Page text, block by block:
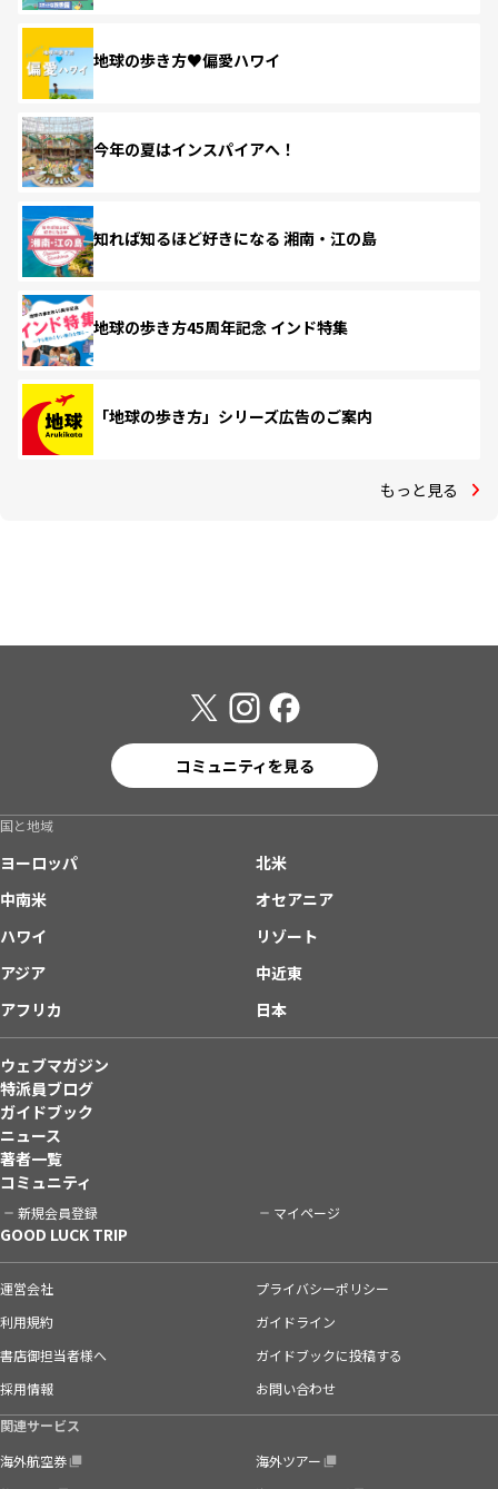
地球の歩き方♥偏愛ハワイ
今年の夏はインスパイアへ！
知れば知るほど好きになる 湘南・江の島
地球の歩き方45周年記念 インド特集
「地球の歩き方」シリーズ広告のご案内
もっと見る
コミュニティを見る
国と地域
ヨーロッパ
北米
中南米
オセアニア
ハワイ
リゾート
アジア
中近東
アフリカ
日本
ウェブマガジン
特派員ブログ
ガイドブック
ニュース
著者一覧
コミュニティ
新規会員登録 マイページ
GOOD LUCK TRIP
運営会社
プライバシーポリシー
利用規約
ガイドライン
書店御担当者様へ
ガイドブックに投稿する
採用情報
お問い合わせ
関連サービス
海外航空券
海外ツアー